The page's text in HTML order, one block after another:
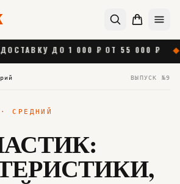
ДО 1 000 ₽ ОТ 55 000 ₽ ◆ НОВАЯ
ВЫПУСК №9
СРЕДНИЙ